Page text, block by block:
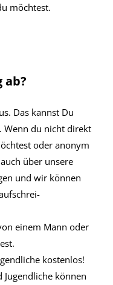
möchtest.
ab?
Das kannst Du
Wenn du nicht direkt
oder anonym
über unsere
und wir können
einem Mann oder
kostenlos!
können